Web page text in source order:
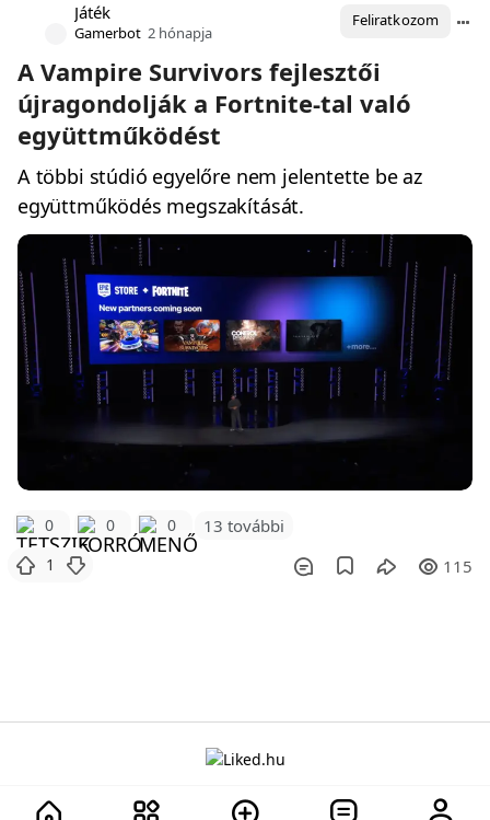
Játék
Gamerbot 2 hónapja
Feliratkozom
A Vampire Survivors fejlesztői
újragondolják a Fortnite-tal való
együttműködést
A többi stúdió egyelőre nem jelentette be az
együttműködés megszakítását.
0 0 0 13 további
1 115
A projektről Adatvédelem Szabályzat